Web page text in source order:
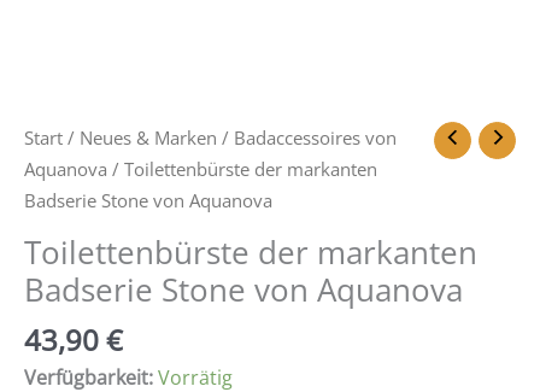
Start / Neues & Marken / Badaccessoires von
Aquanova / Toilettenbürste der markanten
Badserie Stone von Aquanova
Toilettenbürste der markanten
Badserie Stone von Aquanova
43,90€
Verfügbarkeit:Vorrätig